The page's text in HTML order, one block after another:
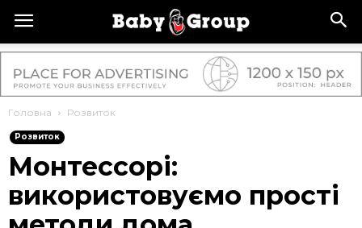
Головна Розвиток
Розвиток
Монтессорі:
використовуємо прості